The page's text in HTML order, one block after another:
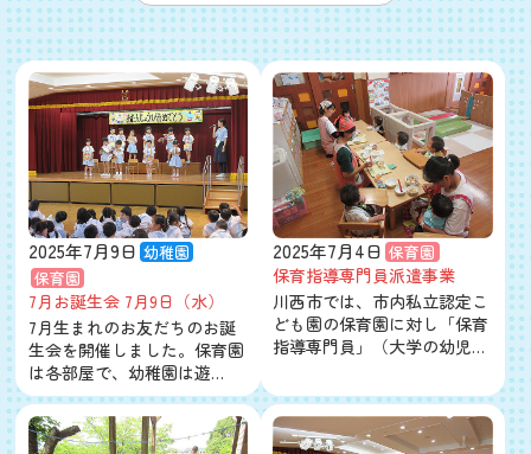
2025年7月9日 幼稚園
保育園
7月お誕生会 7月9日（水）
7月生まれのお友だちのお誕
生会を開催しました。保育園
は各部屋で、幼稚園は遊…
2025年7月4日 保育園
保育指導専門員派遣事業
川西市では、市内私立認定こ
ども園の保育園に対し「保育
指導専門員」（大学の幼児…